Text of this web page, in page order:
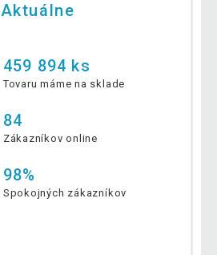
Aktuálne
459 894 ks
Tovaru máme na sklade
84
Zákazníkov online
98%
Spokojných zákazníkov